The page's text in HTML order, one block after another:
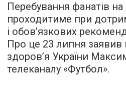
Перебування фанатів на
проходитиме при
і обов’язкових
Про це 23 липня заявив
здоров’я України
телеканалу «Футбол».